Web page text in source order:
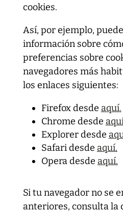
cookies.
Así, por ejemplo,
información sobre
preferencias sobre
navegadores más
los enlaces siguientes:
Firefox desde aquí.
Chrome desde
Explorer desde
Safari desde aquí.
Opera desde aquí.
Si tu navegador no se
anteriores, consulta la